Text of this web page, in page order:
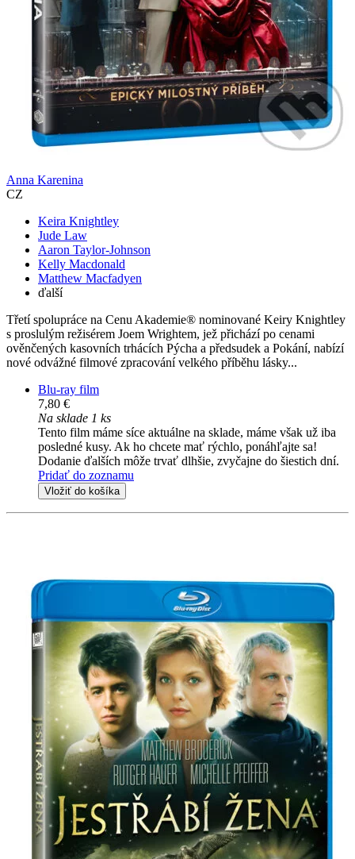
Anna Karenina
CZ
Keira Knightley
Jude Law
Aaron Taylor-Johnson
Kelly Macdonald
Matthew Macfadyen
ďalší
Třetí spolupráce na Cenu Akademie® nominované Keiry Knightley
s proslulým režisérem Joem Wrightem, jež přichází po cenami
ověnčených kasovních trhácích Pýcha a předsudek a Pokání, nabízí
nové odvážné filmové zpracování velkého příběhu lásky...
Blu-ray film
7,80 €
Na sklade 1 ks
Tento film máme síce aktuálne na sklade, máme však už iba
posledné kusy. Ak ho chcete mať rýchlo, ponáhľajte sa!
Dodanie ďalších môže trvať dlhšie, zvyčajne do šiestich dní.
Pridať do zoznamu
Vložiť do košíka